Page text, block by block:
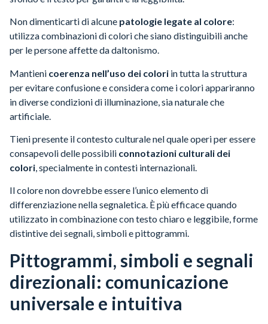
Non dimenticarti di alcune patologie legate al colore:
utilizza combinazioni di colori che siano distinguibili anche
per le persone affette da daltonismo.
Mantieni coerenza nell’uso dei colori in tutta la struttura
per evitare confusione e considera come i colori appariranno
in diverse condizioni di illuminazione, sia naturale che
artificiale.
Tieni presente il contesto culturale nel quale operi per essere
consapevoli delle possibili connotazioni culturali dei
colori, specialmente in contesti internazionali.
Il colore non dovrebbe essere l’unico elemento di
differenziazione nella segnaletica. È più efficace quando
utilizzato in combinazione con testo chiaro e leggibile, forme
distintive dei segnali, simboli e pittogrammi.
Pittogrammi, simboli e segnali
direzionali: comunicazione
universale e intuitiva